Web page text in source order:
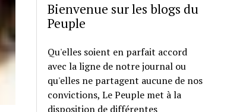
Bienvenue sur les blogs du
Peuple
Qu'elles soient en parfait accord
avec la ligne de notre journal ou
qu'elles ne partagent aucune de nos
convictions, Le Peuple met à la
disposition de différentes